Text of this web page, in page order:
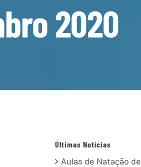
2020
Últimas Notícias
Aulas de Natação de